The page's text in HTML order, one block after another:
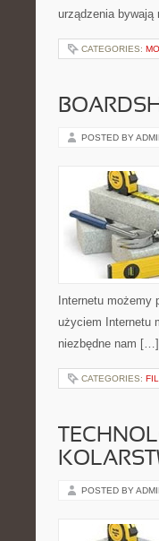
urządzenia
CATEGORIES:
POSTED BY
Internetu możemy
użyciem Internetu
niezbędne nam […]
CATEGORIES:
POSTED BY